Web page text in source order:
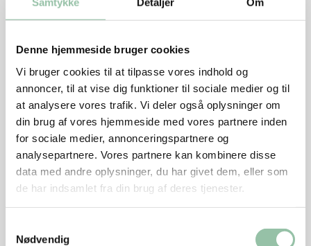
Denne hjemmeside bruger cookies
Vi bruger cookies til at tilpasse vores indhold og
annoncer, til at vise dig funktioner til sociale medier og til
at analysere vores trafik. Vi deler også oplysninger om
din brug af vores hjemmeside med vores partnere inden
for sociale medier, annonceringspartnere og
analysepartnere. Vores partnere kan kombinere disse
data med andre oplysninger, du har givet dem, eller som
de har indsamlet fra din brug af deres tjenester.
Nødvendig
Spiddet skal være midt i kammen.
Sæt fadet nederst i en kold ovn.
Tænd ovnen på 160 grader og lad kødet stege til
centrumtemperaturen er 65 grader midt i kammen.
Stegetiden vil være ca. 3 timer.
Lad kødet afkøle lidt eller allerbedst blive kold,
før den skæres i skiver.
sammenhængende skiver, mens kødet er varmt.